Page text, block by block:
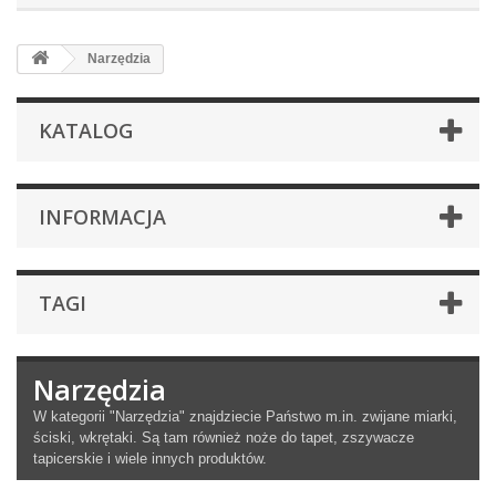
Narzędzia
KATALOG
INFORMACJA
TAGI
Narzędzia
W kategorii "Narzędzia" znajdziecie Państwo m.in. zwijane miarki,
ściski, wkrętaki. Są tam również noże do tapet, zszywacze
tapicerskie i wiele innych produktów.